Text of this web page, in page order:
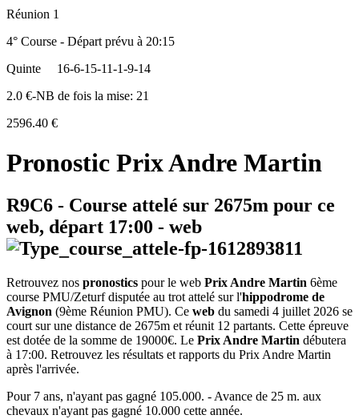
Réunion 1
4° Course - Départ prévu à 20:15
Quinte
16-6-15-11-1-9-14
2.0 €-NB de fois la mise: 21
2596.40 €
Pronostic Prix Andre Martin
R9C6 - Course attelé sur 2675m pour ce
web, départ 17:00 - web
Retrouvez nos pronostics pour le web Prix Andre Martin 6ème
course PMU/Zeturf disputée au trot attelé sur l'hippodrome de
Avignon (9ème Réunion PMU). Ce web du samedi 4 juillet 2026 se
court sur une distance de 2675m et réunit 12 partants. Cette épreuve
est dotée de la somme de 19000€. Le Prix Andre Martin débutera
à 17:00. Retrouvez les résultats et rapports du Prix Andre Martin
après l'arrivée.
Pour 7 ans, n'ayant pas gagné 105.000. - Avance de 25 m. aux
chevaux n'ayant pas gagné 10.000 cette année.